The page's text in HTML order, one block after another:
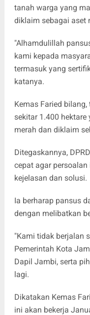
tanah warga yang
diklaim sebagai aset
"Alhamdulillah
kami kepada
termasuk yang
katanya.
Kemas Faried
sekitar 1.400
merah dan diklaim
Ditegaskannya,
cepat agar
kejelasan dan solusi.
Ia berharap pansus
dengan melibatkan
"Kami tidak berjalan
Pemerintah Kota
Dapil Jambi, serta
lagi.
Dikatakan Kemas
ini akan bekerja